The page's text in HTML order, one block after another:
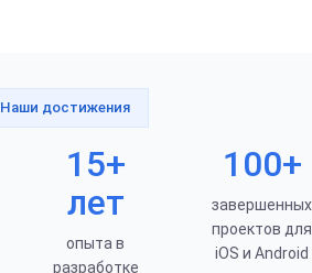
Наши достижения
15+
лет
опыта в
разработке
100+
завершенных
проектов для
iOS и Android